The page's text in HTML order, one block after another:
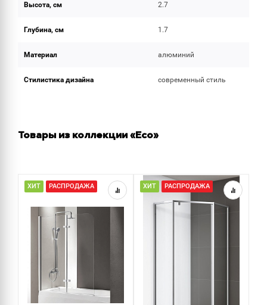
Высота, см 2.7
Глубина, см 1.7
Материал алюминий
Стилистика дизайна современный стиль
Товары из коллекции «Eco»
ХИТ РАСПРОДАЖА ХИТ РАСПРОДАЖА